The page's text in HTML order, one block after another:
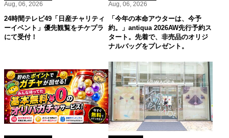
Aug, 06, 2026
24時間テレビ49「日産チャリティ
ーイベント」優先観覧をチケプラ
にて受付！
Aug, 06, 2026
「今年の本命アウターは、今予
約。」antiqua 2026AW先行予約ス
タート。先着で、非売品のオリジ
ナルバッグをプレゼント。